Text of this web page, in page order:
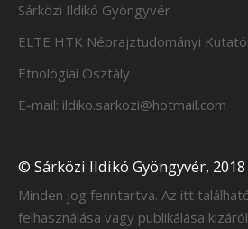
Sárközi Ildikó Gyöngyvér
ELTE HTK Néprajztudományi
Etnológiai Osztály
E-mail: ildiko.sarkozi@hotmail.com
© Sárközi Ildikó Gyöngyvér, 2018
Minden jog fenntartva. Az itt
felhasználása vagy publikálása